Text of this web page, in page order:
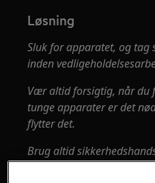
Løsning
Sluk for apparatet, og tag
inden
Vær altid forsigtig, når du
tunge apparater er det
flytter det.
Brug altid